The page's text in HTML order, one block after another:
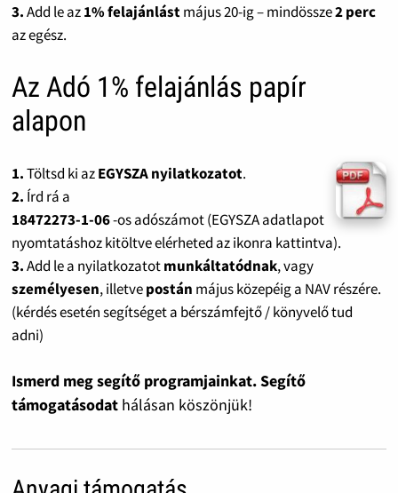
3.Add le az1% felajánlástmájus 20-ig – mindössze2 perc
az egész.
Az Adó 1% felajánlás papír
alapon
1.Töltsd ki azEGYSZA nyilatkozatot.
2. Írd rá a
18472273-1-06-os adószámot (EGYSZA adatlapot
nyomtatáshoz kitöltve elérheted az ikonra kattintva).
3.Add le a nyilatkozatotmunkáltatódnak, vagy
személyesen, illetvepostán május közepéig a NAV részére.
(kérdés esetén segítséget a bérszámfejtő / könyvelő tud
adni)
Ismerd meg segítő programjainkat. Segítő
támogatásodat hálásan köszönjük!